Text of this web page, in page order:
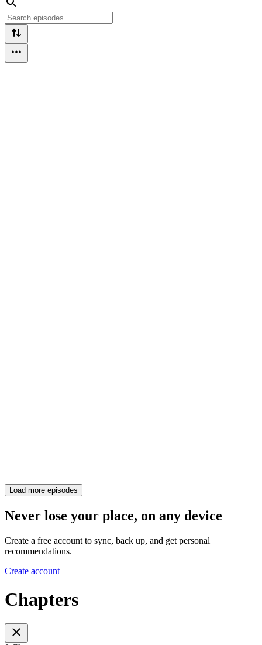
Load more episodes
Never lose your place, on any device
Create a free account to sync, back up, and get personal
recommendations.
Create account
Chapters